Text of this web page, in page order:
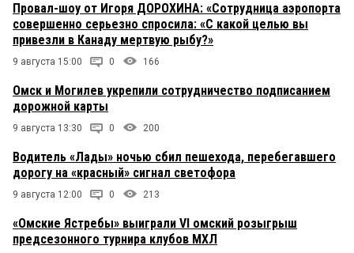
Провал-шоу от Игоря ДОРОХИНА: «Сотрудница аэропорта
совершенно серьезно спросила: «С какой целью вы
привезли в Канаду мертвую рыбу?»
9 августа 15:00 0 166
Омск и Могилев укрепили сотрудничество подписанием
дорожной карты
9 августа 13:30 0 200
Водитель «Лады» ночью сбил пешехода, перебегавшего
дорогу на «красный» сигнал светофора
9 августа 12:00 0 213
«Омские Ястребы» выиграли VI омский розыгрыш
предсезонного турнира клубов МХЛ